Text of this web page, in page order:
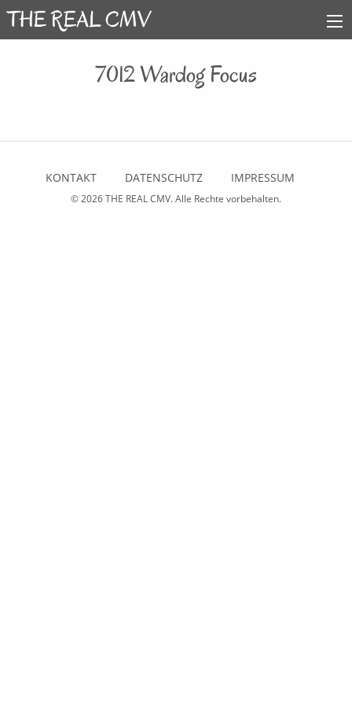
7012 Wardog Focus
KONTAKT DATENSCHUTZ IMPRESSUM
© 2026THE REAL CMV. Alle Rechte vorbehalten.